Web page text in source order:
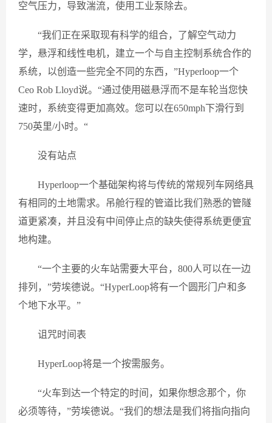
空气压力，导致湍流，使用工业泵除去。
“我们正在采取现有科学的组合，了解空气动力
学，悬浮和线性电机，建立一个与自主控制系统合作的
系统，以创造一些完全不同的东西，”Hyperloop一个
Ceo Rob Lloyd说。“通过使用磁悬浮而不是车轮当您快
速时，系统变得更加高效。您可以在650mph下滑行到
750英里/小时。“
没有站点
Hyperloop一个基础架构将与传统的常规列车网络具
有相同的土地需求。吊舱行程的管道比我们熟悉的管隧
道更紧凑，并且没有中间停止点的缺失使得系统更便宜
地构建。
“一个主要的火车站需要大平台，800人可以在一边
排列，”劳埃德说。“HyperLoop将有一个圆形门户和多
个地下水平。”
诅咒时间表
HyperLoop将是一个按需服务。
“火车到达一个特定的时间，如果你想念那个，你
必须等待，”劳埃德说。“我们的想法是我们将指向指向